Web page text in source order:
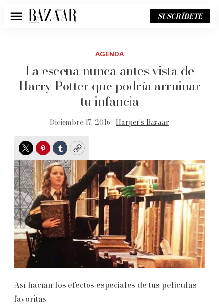
Menú SUSCRÍBETE
AGENDA
La escena nunca antes vista de
Harry Potter que podría arruinar
tu infancia
Diciembre 17, 2016 • Harper’s Bazaar
TwitterPinterest
TumblrCopy
Así hacían los efectos especiales de tus películas
favoritas